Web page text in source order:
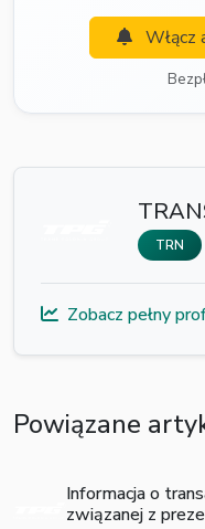
Włącz
TRN
Zobacz pełny
Powiązane
Informacja o
związanej z